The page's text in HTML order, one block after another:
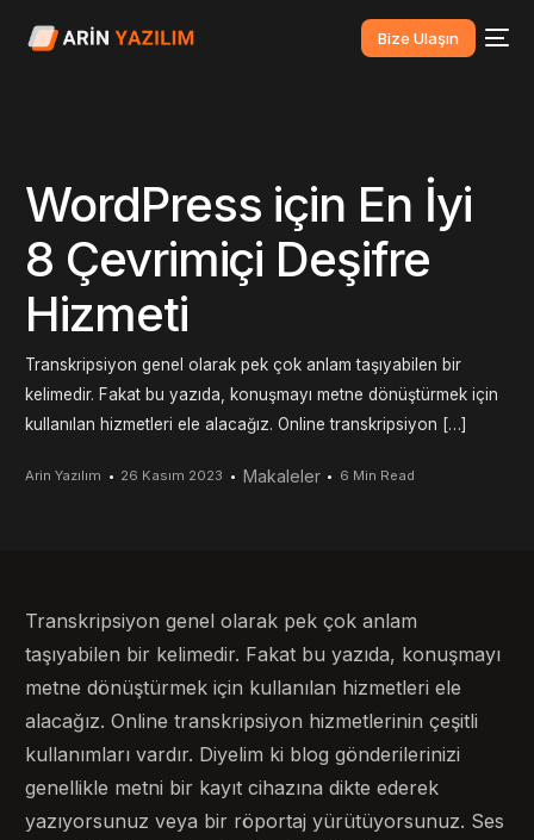
Bize Ulaşın
WordPress için En İyi
8 Çevrimiçi Deşifre
Hizmeti
Transkripsiyon genel olarak pek çok anlam taşıyabilen bir
kelimedir. Fakat bu yazıda, konuşmayı metne dönüştürmek için
kullanılan hizmetleri ele alacağız. Online transkripsiyon […]
Arin Yazılım 26 Kasım 2023 Makaleler 6 Min Read
Transkripsiyon genel olarak pek çok anlam
taşıyabilen bir kelimedir. Fakat bu yazıda, konuşmayı
metne dönüştürmek için kullanılan hizmetleri ele
alacağız. Online transkripsiyon hizmetlerinin çeşitli
kullanımları vardır. Diyelim ki blog gönderilerinizi
genellikle metni bir kayıt cihazına dikte ederek
yazıyorsunuz veya bir röportaj yürütüyorsunuz. Ses